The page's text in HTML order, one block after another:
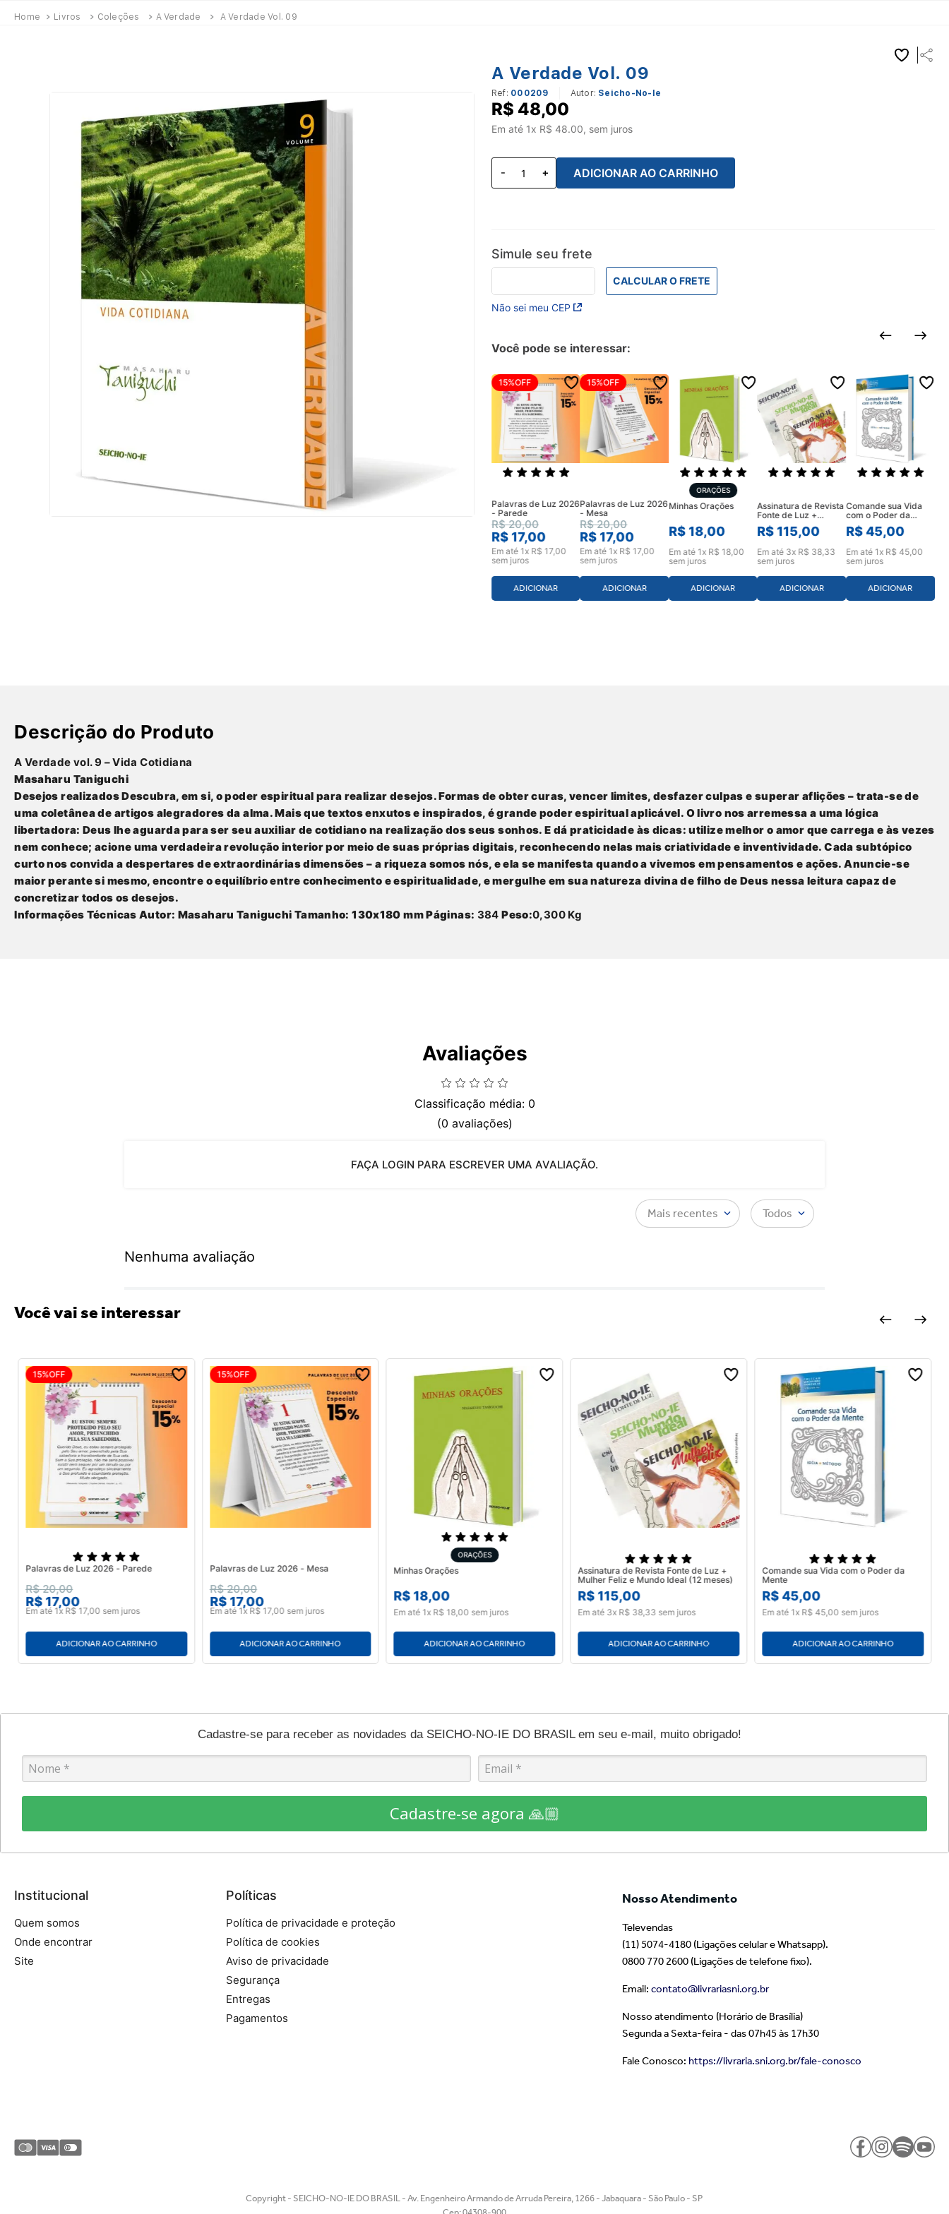
Livros Coleções A Verdade A Verdade Vol. 09
A Verdade Vol. 09
Ref: 000209 Seicho-No-Ie
R$ 48,00
Em até 1x R$ 48.00, sem juros
ADICIONAR AO CARRINHO
Simule seu frete
Não sei meu CEP
CALCULAR O FRETE
Você pode se interessar:
15%OFF
Palavras de Luz 2026
- Parede
R$ 20,00
R$17,00
Em até 1 x R$ 17,00
sem juros
ADICIONAR
15%OFF
Palavras de Luz 2026
- Mesa
R$ 20,00
R$ 17,00
Em até 1 x R$ 17,00
sem juros
ADICIONAR
ORAÇÕES
Minhas Orações
R$18,00
Em até 1 x R$ 18,00
sem juros
ADICIONAR
Assinatura de Revista
Fonte de Luz +
Mulher Feliz e Mundo
Ideal (12 meses)
R$ 115,00
Em até 3x R$ 38,33
sem juros
ADICIONAR
Comande sua Vida
com o Poder da
Mente
R$ 45,00
Em até 1 x R$ 45,00
sem juros
ADICIONAR
Descrição do Produto
A Verdade vol. 9 – Vida Cotidiana
Masaharu Taniguchi
Desejos realizadosDescubra, em si, o poder espiritual para realizar desejos. Formas de obter curas, vencer limites, desfazer culpas e superar aflições – trata-se de
uma coletânea de artigos alegradores da alma. Mais que textos enxutos e inspirados, é grande poder espiritual aplicável. O livro nos arremessa a uma lógica
libertadora: Deus lhe aguarda para ser seu auxiliar de cotidiano na realização dos seus sonhos. E dá praticidade às dicas: utilize melhor o amor que carrega e às vezes
nem conhece; acione uma verdadeira revolução interior por meio de suas próprias digitais, reconhecendo nelas mais criatividade e inventividade. Cada subtópico
curto nos convida a despertares de extraordinárias dimensões – a riqueza somos nós, e ela se manifesta quando a vivemos em pensamentos e ações. Anuncie-se
maior perante si mesmo, encontre o equilíbrio entre conhecimento e espiritualidade, e mergulhe em suanatureza divinade filho de Deus nessa leitura capaz de
concretizar todos os desejos.
Informações Técnicas Autor: Masaharu Taniguchi Tamanho: 130x180 mmPáginas: 384Peso:0,300 Kg
Avaliações
Classificação média: 0
(0 avaliações)
FAÇA LOGIN PARA ESCREVER UMA AVALIAÇÃO.
Mais recentes Todos
Nenhuma avaliação
Você vai se interessar
15%OFF
Palavras de Luz 2026 - Parede
R$ 20,00
R$17,00
Em até 1x R$ 17,00 sem juros
ADICIONAR AO CARRINHO
15%OFF
Palavras de Luz 2026 - Mesa
R$ 20,00
R$17,00
Em até 1x R$ 17,00sem juros
ADICIONAR AO CARRINHO
ORAÇÕES
Minhas Orações
R$ 18,00
Em até 1x R$ 18, 00 sem juros
ADICIONAR AO CARRINHO
Assinatura de Revista Fonte de Luz +
Mulher Feliz e Mundo Ideal (12 meses)
R$ 115,00
Em até 3x R$ 38, 33 sem juros
ADICIONAR AO CARRINHO
Comande sua Vida com o Poder da
Mente
R$45,00
Em até 1x R$ 45 00 sem juros
ADICIONAR AO CARRINHO
Cadastre-se para receber as novidades da SEICHO-NO-IE DO BRASIL em seu e-mail, muito obrigado!
Cadastre-se agora 🙏🏼
Institucional
Quem somos
Onde encontrar
Site
Políticas
Política de privacidade e proteção
Política de cookies
Aviso de privacidade
Segurança
Entregas
Pagamentos
Nosso Atendimento
Televendas
(11) 5074-4180 (Ligações celular e Whatsapp).
0800 770 2600 (Ligações de telefone fixo).
Email: contato@livrariasni.org.br
Nosso atendimento (Horário de Brasília)
Segunda a Sexta-feira - das 07h45 às 17h30
Fale Conosco: https://livraria.sni.org.br/fale-conosco
Copyright - SEICHO-NO-IE DO BRASIL - Av. Engenheiro Armando de Arruda Pereira, 1266 - Jabaquara - São Paulo - SP